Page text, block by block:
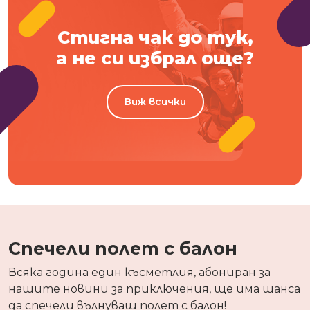
Стигна чак до тук,
а не си избрал още?
Виж всички
Спечели полет с балон
Всяка година един късметлия, абониран за
нашите новини за приключения, ще има шанса
да спечели вълнуващ полет с балон!